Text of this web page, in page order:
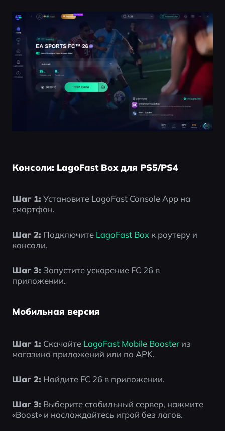
Консоли: LagoFast Box для PS5/PS4
Шаг 1: Установите LagoFast Console App на
смартфон.
Шаг 2: Подключите LagoFast Box к роутеру и
консоли.
Шаг 3: Запустите ускорение FC 26 в
приложении.
Мобильная версия
Шаг 1: Скачайте LagoFast Mobile Booster из
магазина приложений или по APK.
Шаг 2: Найдите FC 26 в приложении.
Шаг 3: Выберите стабильный сервер, нажмите
«Boost» и наслаждайтесь игрой без лагов.